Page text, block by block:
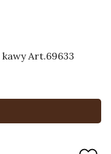
Art.69633